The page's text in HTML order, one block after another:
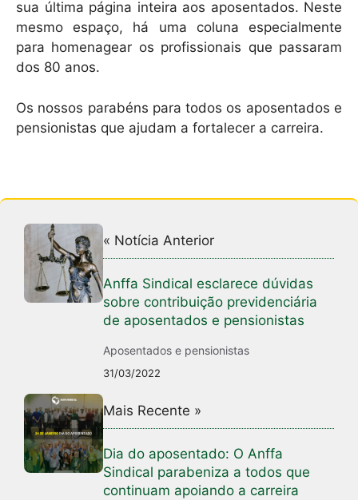
sua última página inteira aos aposentados. Neste
mesmo espaço, há uma coluna especialmente
para homenagear os profissionais que passaram
dos 80 anos.
Os nossos parabéns para todos os aposentados e
pensionistas que ajudam a fortalecer a carreira.
« Notícia Anterior
Anffa Sindical esclarece dúvidas
sobre contribuição previdenciária
de aposentados e pensionistas
Aposentados e pensionistas
31/03/2022
Mais Recente »
Dia do aposentado: O Anffa
Sindical parabeniza a todos que
continuam apoiando a carreira